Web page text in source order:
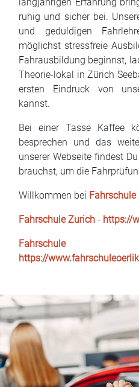
ruhig und sicher bei.
und geduldigen
möglichst stressfreie
Fahrausbildung beginnst,
Theorie-lokal in Zürich
ersten Eindruck von
kannst.
Bei einer Tasse Kaffee
besprechen und das
unserer Webseite findest
brauchst, um die
Willkommen bei Fahrschule
Fahrschule Zurich - https://
Fahrschule
https://